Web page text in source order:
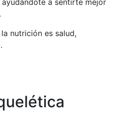
ayudándote a sentirte mejor
la nutrición es salud,